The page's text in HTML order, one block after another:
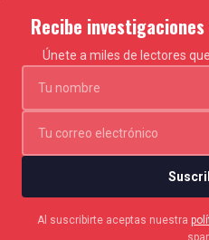
Recibe
Únete a miles de lectores
Al suscribirte aceptas nuestra